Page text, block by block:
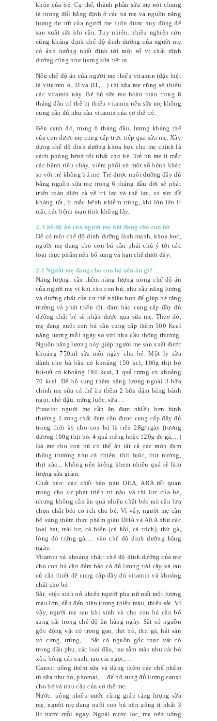
khỏe của bé. Cụ thể, thành phần sữa mẹ nói chung
là tương đối hằng định ở các bà mẹ và nguồn năng
lượng dự trữ của người mẹ luôn được huy động để
sản xuất sữa khi cần. Tuy nhiên, nhiều nghiên cứu
cũng khẳng định chế độ dinh dưỡng của người mẹ
có ảnh hưởng nhất định tới một số vi chất dinh
dưỡng cũng như lượng sữa tiết ra.
Nếu chế độ ăn của người mẹ thiếu vitamin (đặc biệt
là vitamin A, D và B1,…) thì sữa mẹ cũng sẽ thiếu
các vitamin này. Bé bú sữa mẹ hoàn toàn trong 6
tháng đầu có thể bị thiếu vitamin nếu sữa mẹ không
cung cấp đủ nhu cầu vitamin của cơ thể trẻ.
Bên cạnh đó, trong 6 tháng đầu, lượng kháng thể
của con được mẹ cung cấp trực tiếp qua sữa mẹ. Xây
dựng chế độ dinh dưỡng khoa học cho mẹ chính là
cách phòng bệnh tốt nhất cho bé. Trẻ bú mẹ ít mắc
các bệnh tiêu chảy, viêm phổi và một số bệnh khác
so với trẻ không bú mẹ. Trẻ được nuôi dưỡng đầy đủ
bằng nguồn sữa mẹ trong 6 tháng đầu đời sẽ phát
triển toàn diện cả về trí lực và thể lực, có sức đề
kháng tốt, ít mắc bệnh nhiễm trùng, khi lớn lên ít
mắc các bệnh mạn tính không lây.
2. Chế độ ăn của người mẹ khi đang cho con bú
Để có một chế độ dinh dưỡng lành mạnh, khoa học,
người mẹ đang cho con bú cần phải chú ý tới các
loại thực phẩm nên bổ sung và hạn chế dưới đây:
2.1 Người mẹ đang cho con bú nên ăn gì?
Năng lượng: cần thêm năng lượng trong chế độ ăn
của người mẹ vì khi cho con bú, nhu cầu năng lượng
và dưỡng chất của cơ thể nhiều hơn để giúp bé tăng
trưởng và phát triển tốt, đảm bảo cung cấp đầy đủ
dưỡng chất bé sẽ nhận được qua sữa mẹ. Theo đó,
mẹ đang nuôi con bú cần cung cấp thêm 500 Kcal
năng lượng mỗi ngày so với nhu cầu thông thường.
Nguồn năng lượng này giúp người mẹ sản xuất được
khoảng 750ml sữa mỗi ngày cho bé. Một ly sữa
dành cho bà bầu có khoảng 150 kcl, 100g thịt bò
bít-tết có khoảng 190 kcal, 1 quả trứng có khoảng
70 kcal. Để bổ sung thêm năng lượng ngoài 3 bữa
chính mẹ sữa có thể ăn thêm 2 bữa dặm bằng bánh
ngọt, chè đậu, trứng luộc, sữa …
Protein: người mẹ cần ăn đạm nhiều hơn bình
thường. Lượng chất đạm cần được cung cấp đầy đủ
trong thời kỳ cho con bú là trên 28g/ngày (tương
đương 100g thịt bò, 4 quả trứng hoặc 120g ức gà,…)
Bà mẹ cho con bú có thể ăn tất cả các món đạm
thông thường như cá chiên, thịt luộc, thịt nướng,
thịt xào,.. không nên kiêng khem nhiều quá sẽ làm
lượng sữa giảm.
Chất béo: các chất béo như DHA, ARA rất quan
trọng cho sự phát triển trí não và thị lực của bé,
nhưng không cần ăn quá nhiều chất béo mà cần lựa
chọn chất béo có ích cho bé. Vì vậy, người mẹ cần
bổ sung thêm thực phẩm giàu DHA và ARA như các
loại hạt, trái bơ, cá biển (cá hồi, cá trích), thịt gà,
lòng đỏ trứng gà,… vào chế độ dinh dưỡng hằng
ngày.
Vitamin và khoáng chất: chế độ dinh dưỡng của mẹ
cho con bú cần đảm bảo có đủ lượng trái cây và rau
củ cần thiết để cung cấp đầy đủ vitamin và khoáng
chất cho bé.
Sắt: việc sinh nở khiến người phụ nữ mất một lượng
máu lớn, dẫn đến hiện tượng thiếu máu, thiếu sắt. Vì
vậy, người mẹ sau khi sinh và cho con bú cần bổ
sung sắt trong chế độ ăn hàng ngày. Sắt có nguồn
gốc động vật có trong gan, thịt bò, thịt gà, hải sản
vỏ cứng, trứng,… Sắt có nguồn gốc thực vật có
trong đậu phụ, các loại đậu, rau sẫm màu như cải bó
xôi, bông cải xanh, rau cải ngọt,…
Canxi: uống thêm sữa và dùng thêm các chế phẩm
từ sữa như bơ, phomai,… để bổ sung đủ lượng canxi
cho bé và nhu cầu của cơ thể mẹ.
Nước: uống nhiều nước cũng giúp tăng lượng sữa
mẹ, người mẹ đang nuôi con bú nên uống ít nhất 3
lít nước mỗi ngày. Ngoài nước lọc, mẹ nên uống